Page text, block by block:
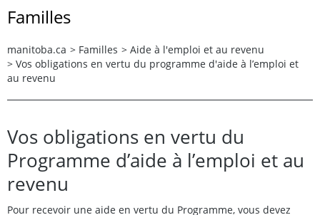
Familles
manitoba.ca > Familles > Aide à l'emploi et au revenu
> Vos obligations en vertu du programme d'aide à l’emploi et
au revenu
Vos obligations en vertu du
Programme d’aide à l’emploi et au
revenu
Pour recevoir une aide en vertu du Programme, vous devez